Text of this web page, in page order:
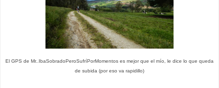
El GPS de Mr..IbaSobradoPeroSufríPorMomentos es mejor que el mío, le dice lo que queda
de subida (por eso va rapidillo)